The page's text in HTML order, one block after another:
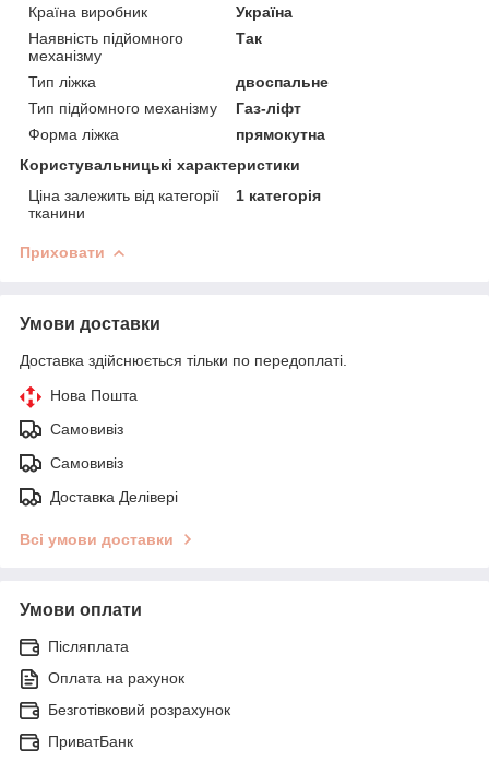
Країна виробник
Україна
Наявність підйомного
механізму
Так
Тип ліжка
двоспальне
Тип підйомного механізму
Газ-ліфт
Форма ліжка
прямокутна
Користувальницькі характеристики
Ціна залежить від категорії
тканини
1 категорія
Приховати
Умови доставки
Доставка здійснюється тільки по передоплаті.
Нова Пошта
Самовивіз
Самовивіз
Доставка Делівері
Всі умови доставки
Умови оплати
Післяплата
Оплата на рахунок
Безготівковий розрахунок
ПриватБанк